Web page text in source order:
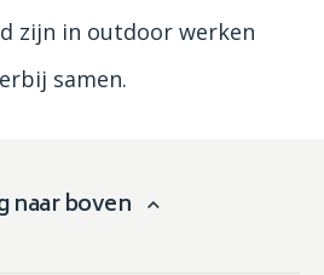
zijn in outdoor werken
samen.
naar boven